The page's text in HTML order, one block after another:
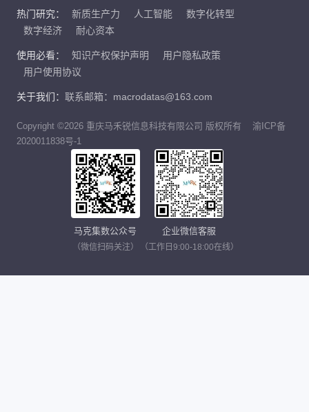
热门研究： 新质生产力 人工智能
数字化转型
数字经济
耐心资本
使用必看： 知识产权保护声明
用户隐私政策
用户使用协议
关于我们： 联系邮箱：macrodatas@163.com
Copyright ©2026 重庆马禾锐信息科技有限公司 版权所有
渝ICP备
2020011838号-1
马克集数公众号
（微信扫码关注）
企业微信客服
（工作日9:00-18:00在线）